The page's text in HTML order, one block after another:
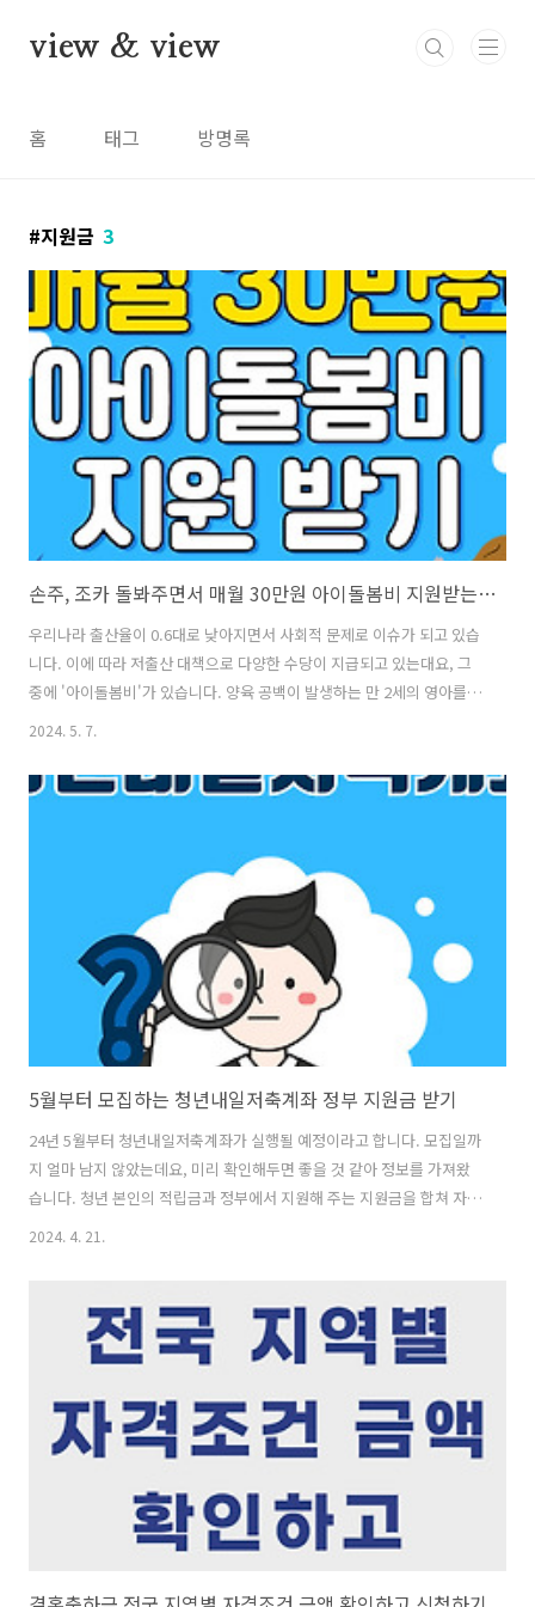
view & view
홈 태그 방명록
지원금 3
손주, 조카 돌봐주면서 매월 30만원 아이돌봄비 지원받는 방법
우리나라 출산율이 0.6대로 낮아지면서 사회적 문제로 이슈가 되고 있습
니다. 이에 따라 저출산 대책으로 다양한 수당이 지급되고 있는대요, 그
중에 '아이돌봄비'가 있습니다. 양육 공백이 발생하는 만 2세의 영아를
둔 가정의 경우, 가족이 직접 돌봄 조력자로 지원하면 최장 12개월 간 20
니 자세한 내용은 아래를 참고해 주세요. 서울구분친인척형민간형지
력자 돌봄인간 육아도우미 사용지원 내용영아 1명당 30만원 현급 지급
30만원 민간돌봄업체 이용권지원 시기돌봄 활동월의 익월이용비용 결제
2024. 5. 7.
5월부터 모집하는 청년내일저축계좌 정부 지원금 받기
24년 5월부터 청년내일저축계좌가 실행될 예정이라고 합니다. 모집일까
지 얼마 남지 않았는데요, 미리 확인해두면 좋을 것 같아 정보를 가져왔
습니다. 청년 본인의 적립금과 정부에서 지원해 주는 지원금을 합쳐 자산
을 형성할 수 있는 좋은 기회이며, 신청 방법 또한 간단하니 금액과 신청
라 정부 지원금이 매칭되며, 근로활동을 3년간 유지하고 지속하면서 해
당 교육과 자금사용계획서를 제출하면 됩니다. 사업 내용 독립가구 청년
이 부모와 재산을 합산하여 대상자에 포함되지 않는 경우를 방지하기 위
해 재산기준을 분리적용했습니다. 혼자 사는 청년은 부모소득 반영× 소
득기준 또한 220만원까..
2024. 4. 21.